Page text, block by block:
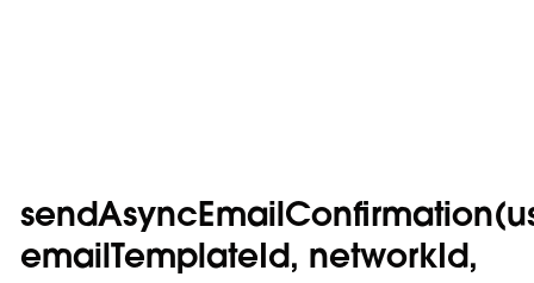
emailTemplateId, networkId,